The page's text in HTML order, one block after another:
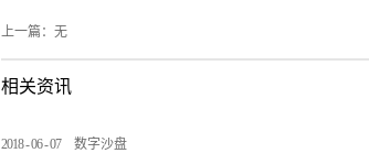
上一篇：无
相关资讯
2018-06-07 数字沙盘